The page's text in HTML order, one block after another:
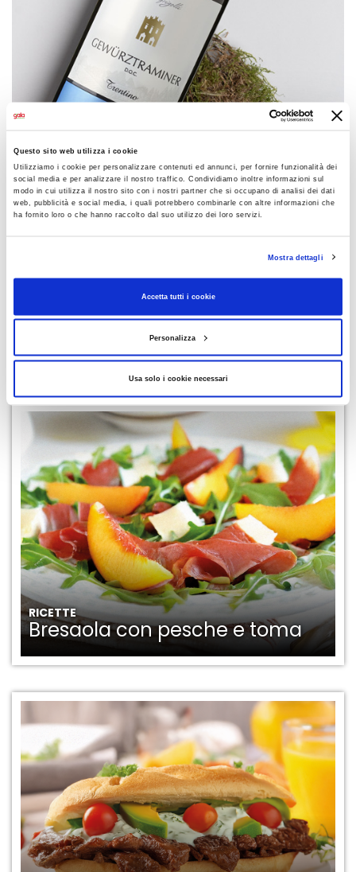
Questo sito web utilizza i cookie
Utilizziamo i cookie per personalizzare contenuti ed annunci, per fornire funzionalità dei
social media e per analizzare il nostro traffico. Condividiamo inoltre informazioni sul
modo in cui utilizza il nostro sito con i nostri partner che si occupano di analisi dei dati
web, pubblicità e social media, i quali potrebbero combinarle con altre informazioni che
ha fornito loro o che hanno raccolto dal suo utilizzo dei loro servizi.
Mostra dettagli
Accetta tutti i cookie
Personalizza
Usa solo i cookie necessari
AGGIUNGI AI PREFERITI
LEGGI ANCHE
RICETTE
Bresaola con pesche e toma